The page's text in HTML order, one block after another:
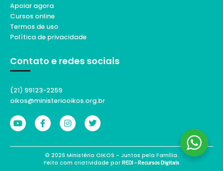
Apoiar agora
Cursos online
Termos de uso
Política de privacidade
Contato e redes sociais
(21) 99123-2259
oikos@ministeriooikos.org.br
© 2026 Ministério OIKOS - Juntos pela Família.
Feito com criatividade porREDI - Recursos Digitais